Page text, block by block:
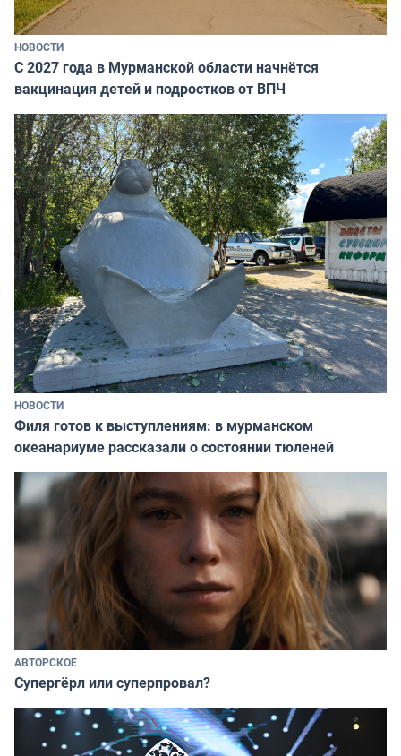
НОВОСТИ
С 2027 года в Мурманской области начнётся
вакцинация детей и подростков от ВПЧ
НОВОСТИ
Филя готов к выступлениям: в мурманском
океанариуме рассказали о состоянии тюленей
АВТОРСКОЕ
Супергёрл или суперпровал?